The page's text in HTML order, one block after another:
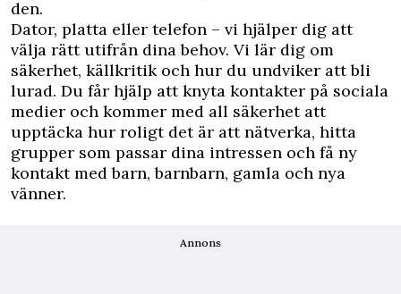
den.
Dator, platta eller telefon – vi hjälper dig att
välja rätt utifrån dina behov. Vi lär dig om
säkerhet, källkritik och hur du undviker att bli
lurad. Du får hjälp att knyta kontakter på sociala
medier och kommer med all säkerhet att
upptäcka hur roligt det är att nätverka, hitta
grupper som passar dina intressen och få ny
kontakt med barn, barnbarn, gamla och nya
vänner.
Annons